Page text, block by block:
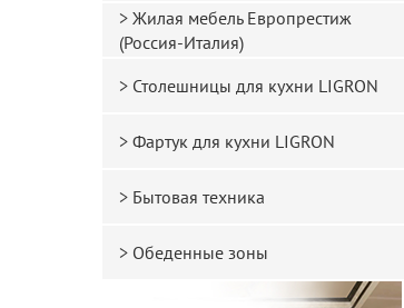
Жилая мебель Европрестиж
(Россия-Италия)
Столешницы для кухни LIGRON
Фартук для кухни LIGRON
Бытовая техника
Обеденные зоны